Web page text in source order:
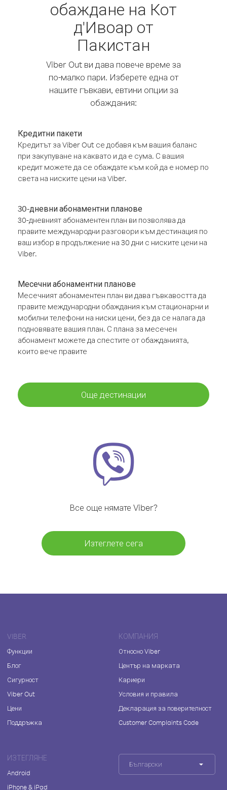
обаждане на Кот
д'Ивоар от
Пакистан
Viber Out ви дава повече време за
по-малко пари. Изберете една от
нашите гъвкави, евтини опции за
обаждания:
Кредитни пакети
Кредитът за Viber Out се добавя към вашия баланс
при закупуване на каквато и да е сума. С вашия
кредит можете да се обаждате към кой да е номер по
света на ниските цени на Viber.
30-дневни абонаментни планове
30-дневният абонаментен план ви позволява да
правите международни разговори към дестинация по
ваш избор в продължение на 30 дни с ниските цени на
Viber.
Месечни абонаментни планове
Месечният абонаментен план ви дава гъвкавостта да
правите международни обаждания към стационарни и
мобилни телефони на ниски цени, без да се налага да
подновявате вашия план. С плана за месечен
абонамент можете да спестите от обажданията,
които вече правите
Още дестинации
Все още нямате Viber?
Изтеглете сега
VIBER
Функции
Блог
Сигурност
Viber Out
Цени
Поддръжка
КОМПАНИЯ
Относно Viber
Център на марката
Кариери
Условия и правила
Декларация за поверителност
Customer Complaints Code
ИЗТЕГЛЯНЕ
Android
iPhone & iPad
Български